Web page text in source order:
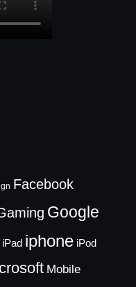
Facebook
Google
iPad iphone iPod
Mobile